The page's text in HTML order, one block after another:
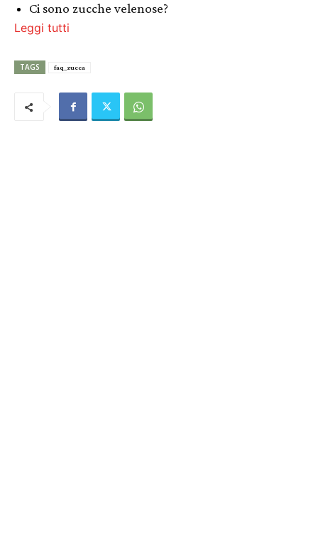
Ci sono zucche velenose?
Leggi tutti
TAGS faq_zucca